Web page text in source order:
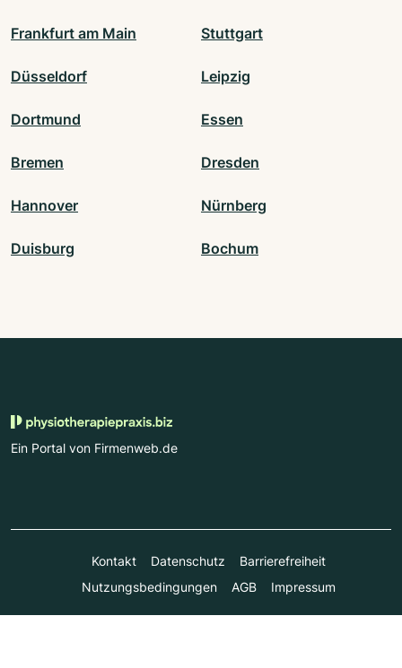
Frankfurt am Main Stuttgart
Düsseldorf Leipzig
Dortmund Essen
Bremen Dresden
Hannover Nürnberg
Duisburg Bochum
Ein Portal von Firmenweb.de
Kontakt Datenschutz
Barrierefreiheit
Nutzungsbedingungen
AGB Impressum